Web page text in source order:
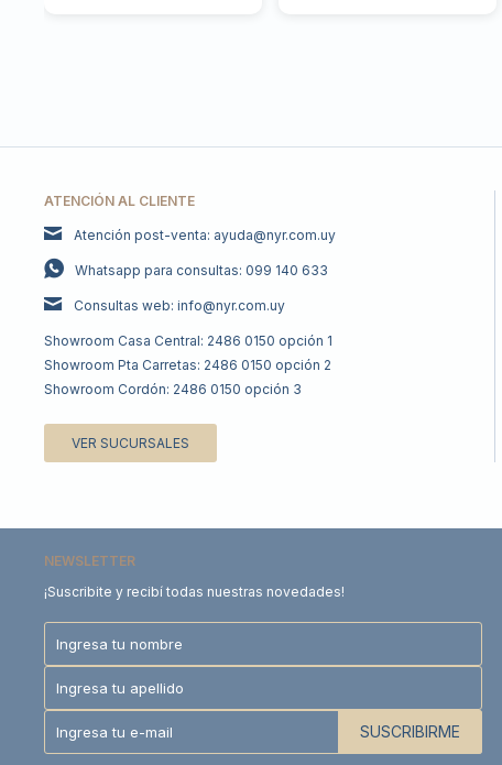
ATENCIÓN AL CLIENTE
Atención post-venta: ayuda@nyr.com.uy
Whatsapp para consultas: 099 140 633
Consultas web: info@nyr.com.uy
Showroom Casa Central: 2486 0150 opción 1
Showroom Pta Carretas: 2486 0150 opción 2
Showroom Cordón: 2486 0150 opción 3
VER SUCURSALES
NEWSLETTER
¡Suscribite y recibí todas nuestras novedades!
SUSCRIBIRME